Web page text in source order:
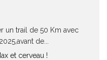
un trail de 50 Km avec
de...
et cerveau !